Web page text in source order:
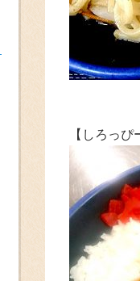
【しろっ